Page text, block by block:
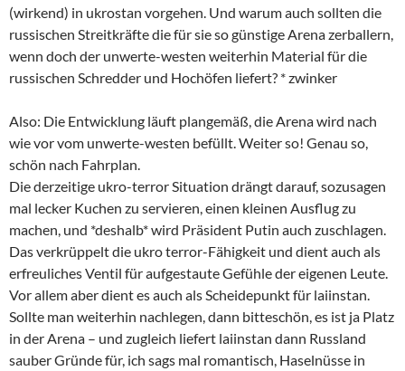
(wirkend) in ukrostan vorgehen. Und warum auch sollten die
russischen Streitkräfte die für sie so günstige Arena zerballern,
wenn doch der unwerte-westen weiterhin Material für die
russischen Schredder und Hochöfen liefert? * zwinker
Also: Die Entwicklung läuft plangemäß, die Arena wird nach
wie vor vom unwerte-westen befüllt. Weiter so! Genau so,
schön nach Fahrplan.
Die derzeitige ukro-terror Situation drängt darauf, sozusagen
mal lecker Kuchen zu servieren, einen kleinen Ausflug zu
machen, und *deshalb* wird Präsident Putin auch zuschlagen.
Das verkrüppelt die ukro terror-Fähigkeit und dient auch als
erfreuliches Ventil für aufgestaute Gefühle der eigenen Leute.
Vor allem aber dient es auch als Scheidepunkt für laiinstan.
Sollte man weiterhin nachlegen, dann bitteschön, es ist ja Platz
in der Arena – und zugleich liefert laiinstan dann Russland
sauber Gründe für, ich sags mal romantisch, Haselnüsse in